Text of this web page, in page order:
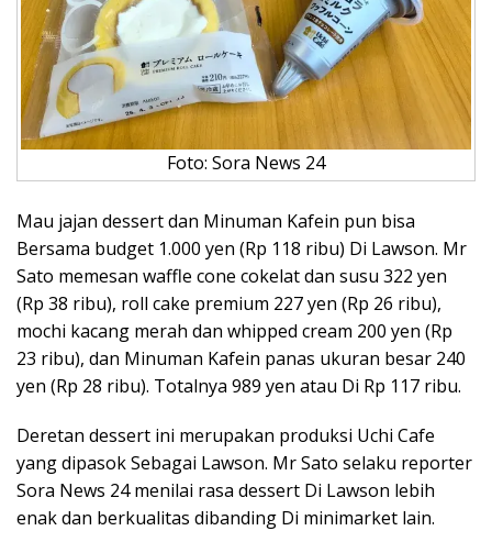
Foto: Sora News 24
Mau jajan dessert dan Minuman Kafein pun bisa
Bersama budget 1.000 yen (Rp 118 ribu) Di Lawson. Mr
Sato memesan waffle cone cokelat dan susu 322 yen
(Rp 38 ribu), roll cake premium 227 yen (Rp 26 ribu),
mochi kacang merah dan whipped cream 200 yen (Rp
23 ribu), dan Minuman Kafein panas ukuran besar 240
yen (Rp 28 ribu). Totalnya 989 yen atau Di Rp 117 ribu.
Deretan dessert ini merupakan produksi Uchi Cafe
yang dipasok Sebagai Lawson. Mr Sato selaku reporter
Sora News 24 menilai rasa dessert Di Lawson lebih
enak dan berkualitas dibanding Di minimarket lain.